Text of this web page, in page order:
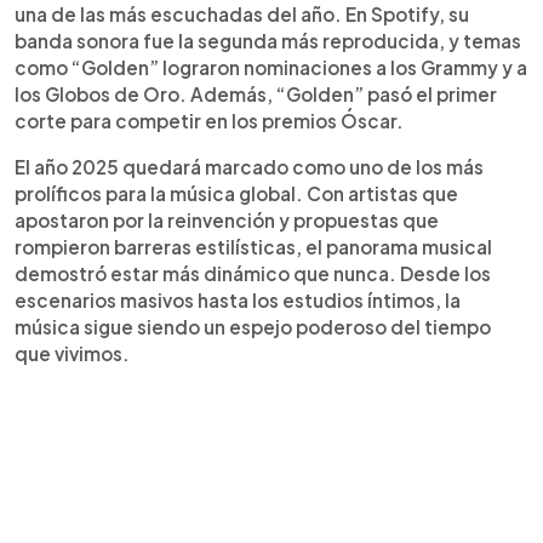
una de las más escuchadas del año. En Spotify, su
banda sonora fue la segunda más reproducida, y temas
como “Golden” lograron nominaciones a los Grammy y a
los Globos de Oro. Además, “Golden” pasó el primer
corte para competir en los premios Óscar.
El año 2025 quedará marcado como uno de los más
prolíficos para la música global. Con artistas que
apostaron por la reinvención y propuestas que
rompieron barreras estilísticas, el panorama musical
demostró estar más dinámico que nunca. Desde los
escenarios masivos hasta los estudios íntimos, la
música sigue siendo un espejo poderoso del tiempo
que vivimos.